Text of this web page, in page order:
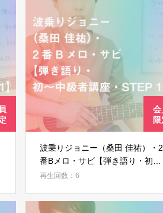
波乗りジョニー（桑田 佳祐）・2
番Bメロ・サビ【弾き語り・初～
中級者講座・STEP 12】
再生回数：6